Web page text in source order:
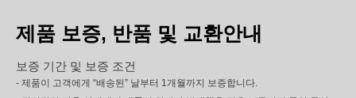
제품 보증, 반품 및 교환안내
보증 기간 및 보증 조건
- 제품이 고객에게 “배송된” 날부터 1개월까지 보증합니다.